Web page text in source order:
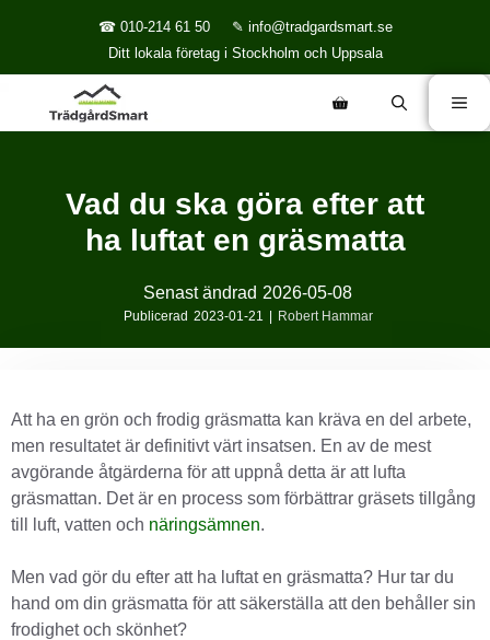
☎ 010-214 61 50
✎ info@tradgardsmart.se
Ditt lokala företag i Stockholm och Uppsala
Vad du ska göra efter att
ha luftat en gräsmatta
Senast ändrad 2026-05-08
Publicerad 2023-01-21 Robert Hammar
Att ha en grön och frodig gräsmatta kan kräva en del arbete,
men resultatet är definitivt värt insatsen. En av de mest
avgörande åtgärderna för att uppnå detta är att lufta
gräsmattan. Det är en process som förbättrar gräsets tillgång
till luft, vatten och näringsämnen.
Men vad gör du efter att ha luftat en gräsmatta? Hur tar du
hand om din gräsmatta för att säkerställa att den behåller sin
frodighet och skönhet?